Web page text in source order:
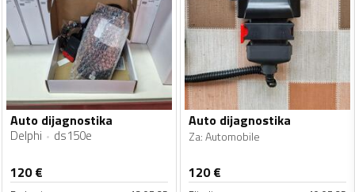
Auto dijagnostika
Delphi ds150e
120€
Auto dijagnostika
Za:Automobile
120€